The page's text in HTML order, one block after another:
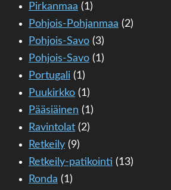
Pirkanmaa (1)
Pohjois-Pohjanmaa (2)
Pohjois-Savo (3)
Pohjois-Savo (1)
Portugali (1)
Puukirkko (1)
Pääsiäinen (1)
Ravintolat (2)
Retkeily (9)
Retkeily-patikointi (13)
Ronda (1)